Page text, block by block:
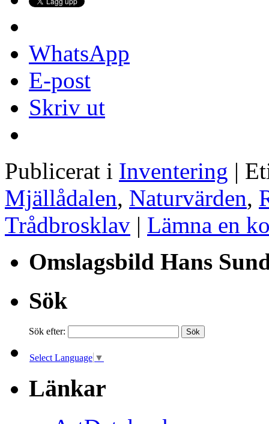
WhatsApp
E-post
Skriv ut
Publicerat i Inventering |
Mjällådalen, Naturvärden,
Trådbrosklav | Lämna en
Omslagsbild Hans
Sök
Sök efter:
Select Language ▼
Länkar